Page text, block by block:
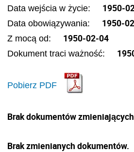
Data wejścia w życie: 1950-
Data obowiązywania: 1950-
Z mocą od: 1950-02-04
Dokument traci ważność:
Pobierz PDF
Brak dokumentów
Brak zmienianych dokumentów.